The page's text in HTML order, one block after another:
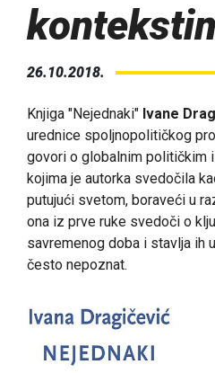
26.10.2018.
Knjiga "Nejednaki" Ivane
urednice spoljnopolitičkog
govori o globalnim političkim
kojima je autorka svedočila
putujući svetom, boraveći u
ona iz prve ruke svedoči o
savremenog doba i stavlja ih
često nepoznat.